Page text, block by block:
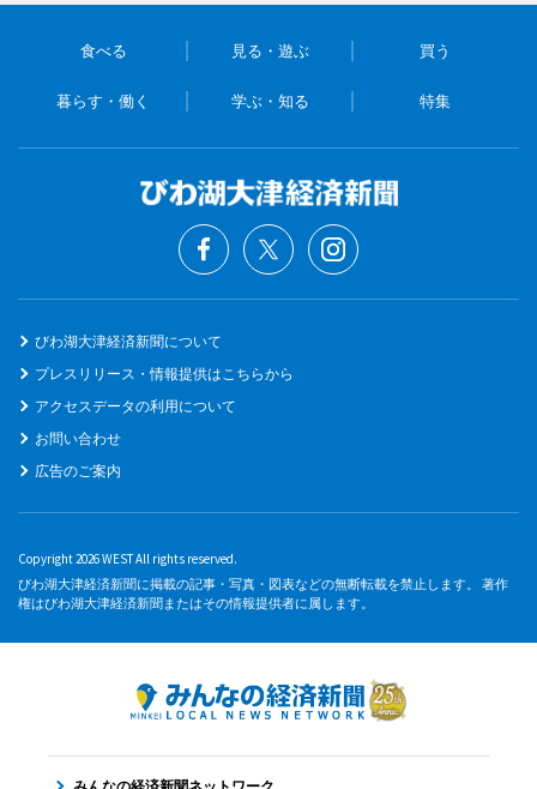
食べる 見る・遊ぶ 買う
暮らす・働く 学ぶ・知る 特集
びわ湖大津経済新聞について
プレスリリース・情報提供はこちらから
アクセスデータの利用について
お問い合わせ
広告のご案内
Copyright 2026 WEST All rights reserved.
びわ湖大津経済新聞に掲載の記事・写真・図表などの無断転載を禁止します。 著作
権はびわ湖大津経済新聞またはその情報提供者に属します。